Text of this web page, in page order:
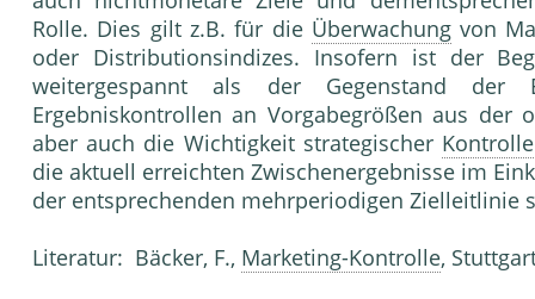
Rolle. Dies gilt z.B. für die Überwachungvon
oder Di­stributionsindizes. Insofern ist der
weiter­gespannt als der Gegenstand der
Ergebniskontrollen an Vorgabegrößen aus
aber auch die Wichtigkeit strategischer Kontrolle
die ak­tuell erreichten Zwischenergebnisse im
der entsprechenden mehrperiodigen
Literatur: Bäcker, F., Marketing-Kontrolle,